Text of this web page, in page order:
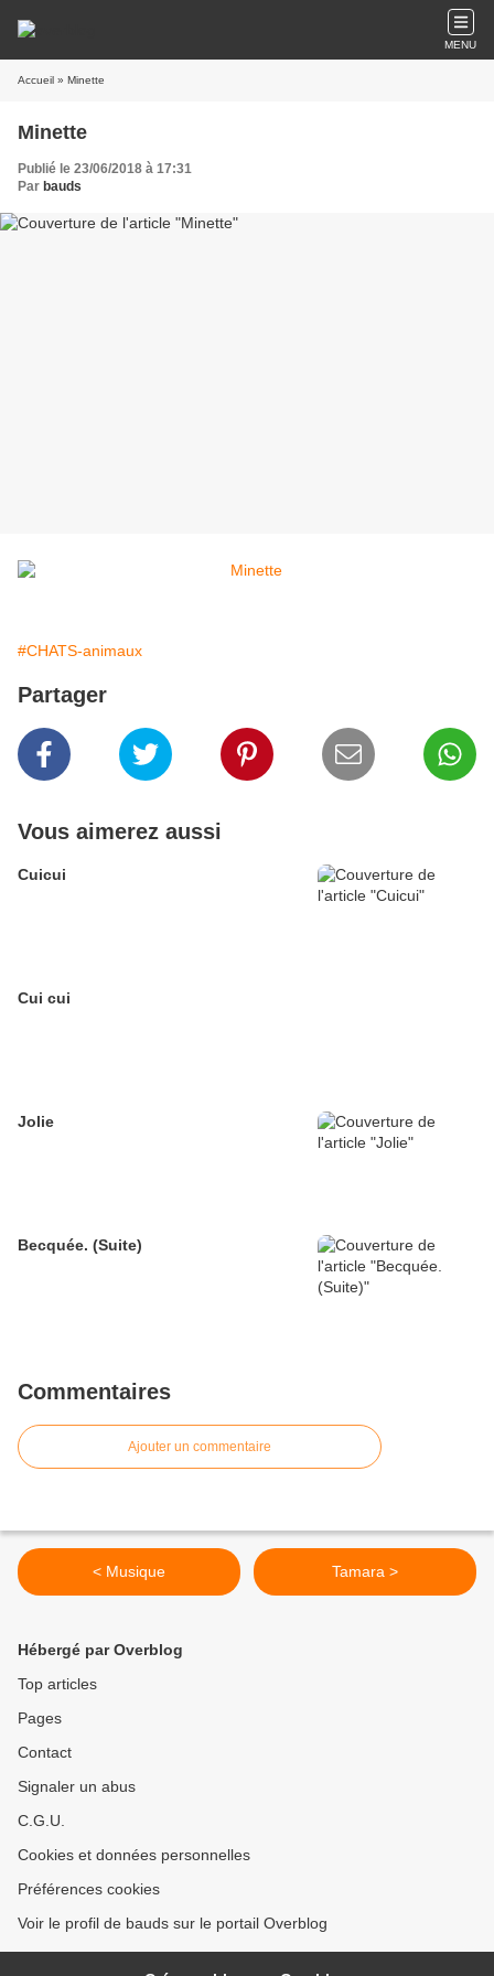
MENU
Accueil » Minette
Minette
Publié le 23/06/2018 à 17:31
Par bauds
#CHATS-animaux
Partager
Vous aimerez aussi
Cuicui
Cui cui
Jolie
Becquée. (Suite)
Commentaires
Ajouter un commentaire
< Musique Tamara >
Hébergé par Overblog
Top articles
Pages
Contact
Signaler un abus
C.G.U.
Cookies et données personnelles
Préférences cookies
Voir le profil de bauds sur le portail Overblog